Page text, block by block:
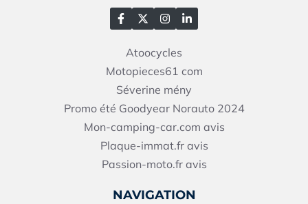
NAVIGATION
Atoocycles
Motopieces61 com
Séverine mény
Promo été Goodyear Norauto 2024
Mon-camping-car.com avis
Plaque-immat.fr avis
Passion-moto.fr avis